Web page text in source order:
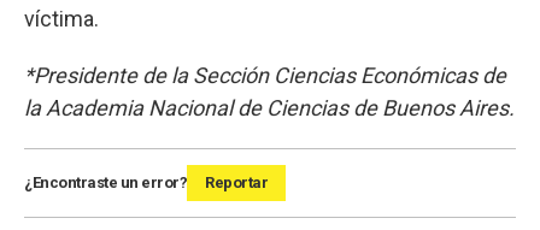
víctima.
*Presidente de la Sección Ciencias Económicas de
la Academia Nacional de Ciencias de Buenos Aires.
¿Encontraste un error? Reportar